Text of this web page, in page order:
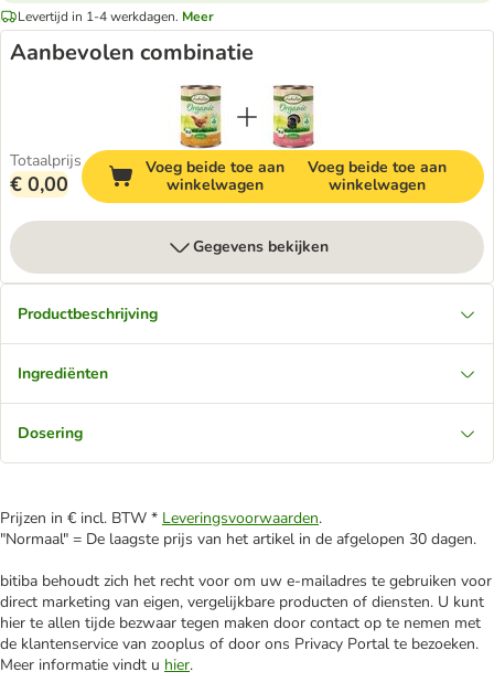
Levertijd in 1-4 werkdagen. Meer
Aanbevolen combinatie
Totaalprijs
€ 0,00
Voeg beide toe aan
winkelwagen
Voeg beide toe aan
winkelwagen
Gegevens bekijken
Productbeschrijving
Ingrediënten
Dosering
Prijzen in € incl. BTW * Leveringsvoorwaarden.
"Normaal" = De laagste prijs van het artikel in de afgelopen 30 dagen.
bitiba behoudt zich het recht voor om uw e-mailadres te gebruiken voor
direct marketing van eigen, vergelijkbare producten of diensten. U kunt
hier te allen tijde bezwaar tegen maken door contact op te nemen met
de klantenservice van zooplus of door ons Privacy Portal te bezoeken.
Meer informatie vindt u hier.